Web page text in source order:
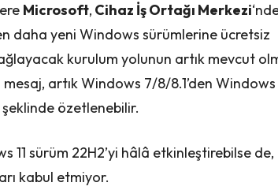
Microsoft, Cihaz İş Ortağı Merkezi
daha yeni Windows sürümlerine ücretsiz
kurulum yolunun artık mevcut
mesaj, artık Windows 7/8/8.1’den Windows
özetlenebilir.
11 sürüm 22H2’yi hâlâ etkinleştirebilse
kabul etmiyor.